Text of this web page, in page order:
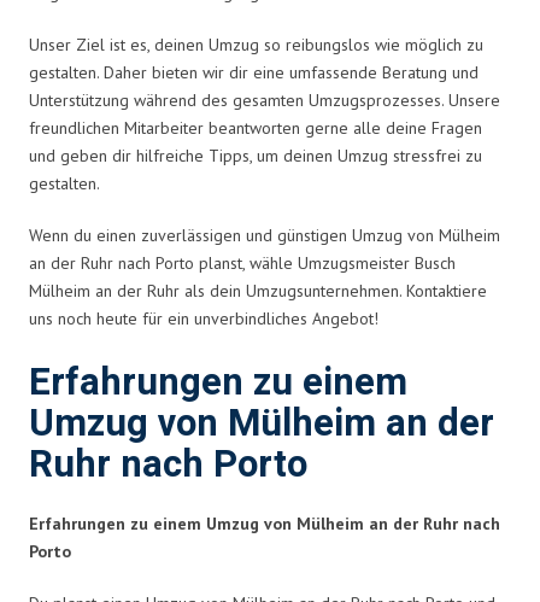
Unser Ziel ist es, deinen Umzug so reibungslos wie möglich zu
gestalten. Daher bieten wir dir eine umfassende Beratung und
Unterstützung während des gesamten Umzugsprozesses. Unsere
freundlichen Mitarbeiter beantworten gerne alle deine Fragen
und geben dir hilfreiche Tipps, um deinen Umzug stressfrei zu
gestalten.
Wenn du einen zuverlässigen und günstigen Umzug von Mülheim
an der Ruhr nach Porto planst, wähle Umzugsmeister Busch
Mülheim an der Ruhr als dein Umzugsunternehmen. Kontaktiere
uns noch heute für ein unverbindliches Angebot!
Erfahrungen zu einem
Umzug von Mülheim an der
Ruhr nach Porto
Erfahrungen zu einem Umzug von Mülheim an der Ruhr nach
Porto